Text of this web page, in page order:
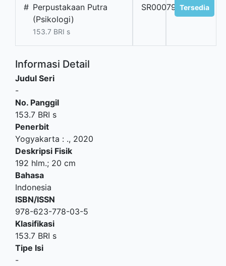
# Perpustakaan Putra
(Psikologi)
153.7 BRI s
SR0007958Tersedia
Informasi Detail
Judul Seri
-
No. Panggil
153.7 BRI s
Penerbit
Yogyakarta : ., 2020
Deskripsi Fisik
192 hlm.; 20 cm
Bahasa
Indonesia
ISBN/ISSN
978-623-778-03-5
Klasifikasi
153.7 BRI s
Tipe Isi
-